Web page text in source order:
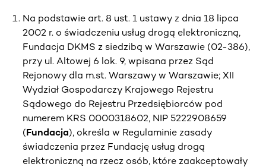
Na podstawie art. 8 ust. 1 ustawy z dnia 18 lipca
2002 r. o świadczeniu usług drogą elektroniczną,
Fundacja DKMS z siedzibą w Warszawie (02-386),
przy ul. Altowej 6 lok. 9, wpisana przez Sąd
Rejonowy dla m.st. Warszawy w Warszawie; XII
Wydział Gospodarczy Krajowego Rejestru
Sądowego do Rejestru Przedsiębiorców pod
numerem KRS 0000318602, NIP 5222908659
(Fundacja), określa w Regulaminie zasady
świadczenia przez Fundację usług drogą
elektroniczną na rzecz osób, które zaakceptowały